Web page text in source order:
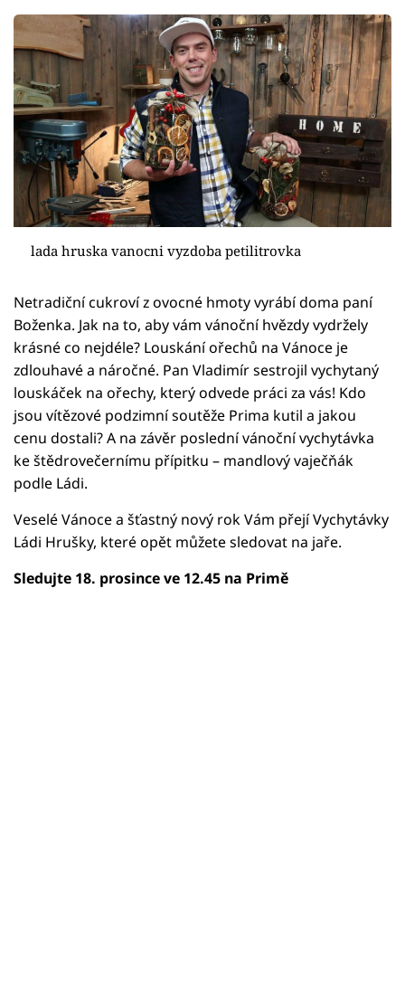
lada hruska vanocni vyzdoba petilitrovka
Netradiční cukroví z ovocné hmoty vyrábí doma paní
Boženka. Jak na to, aby vám vánoční hvězdy vydržely
krásné co nejdéle? Louskání ořechů na Vánoce je
zdlouhavé a náročné. Pan Vladimír sestrojil vychytaný
louskáček na ořechy, který odvede práci za vás! Kdo
jsou vítězové podzimní soutěže Prima kutil a jakou
cenu dostali? A na závěr poslední vánoční vychytávka
ke štědrovečernímu přípitku – mandlový vaječňák
podle Ládi.
Veselé Vánoce a šťastný nový rok Vám přejí Vychytávky
Ládi Hrušky, které opět můžete sledovat na jaře.
Sledujte 18. prosince ve 12.45 na Primě